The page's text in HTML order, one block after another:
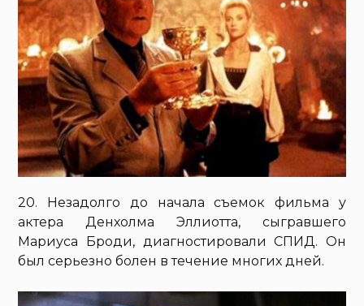
20. Незадолго до начала съемок фильма у
актера Денхолма Эллиотта, сыгравшего
Мариуса Броди, диагностировали СПИД. Он
был серьезно болен в течение многих дней.